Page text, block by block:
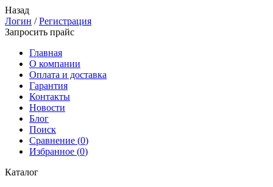
Назад
Логин /Регистрация
Запросить прайс
Главная
О компании
Оплата и доставка
Гарантия
Контакты
Новости
Блог
Поиск
Сравнение (0)
Избранное (0)
Каталог